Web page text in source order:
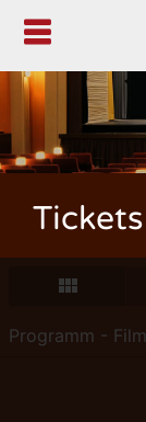

Tickets